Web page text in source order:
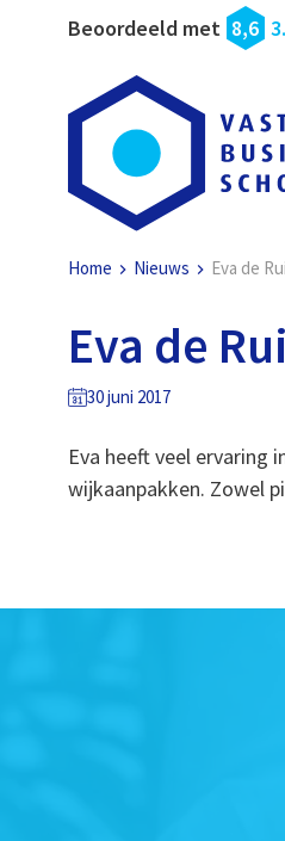
Beoordeeld met 8,6
Home Nieuws Eva de
Eva de
30 juni 2017
Eva heeft veel
wijkaanpakken. Zowel